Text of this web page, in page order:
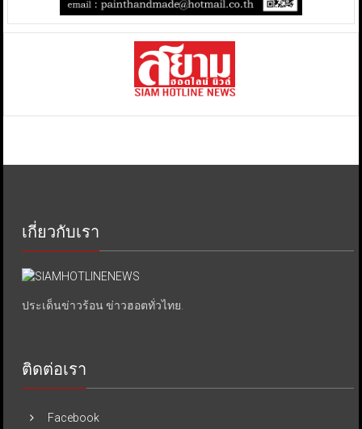
เกี่ยวกับเรา
ประเด็นข่าวร้อน ข่าวฮอตทั่วไทย.
ติดต่อเรา
Facebook